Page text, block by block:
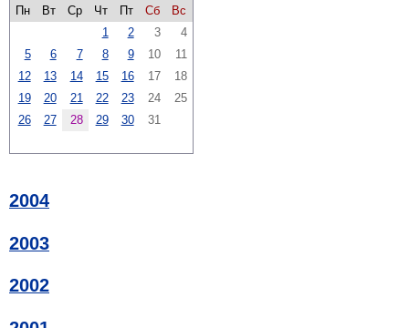
Пн
Вт Ср Чт Пт Сб
Вс
1
2 3
4
5
6 7 8 9 10
11
12
13 14 15 16 17
18
19
20 21 22 23 24
25
26
27 28 29 30 31
2004
2003
2002